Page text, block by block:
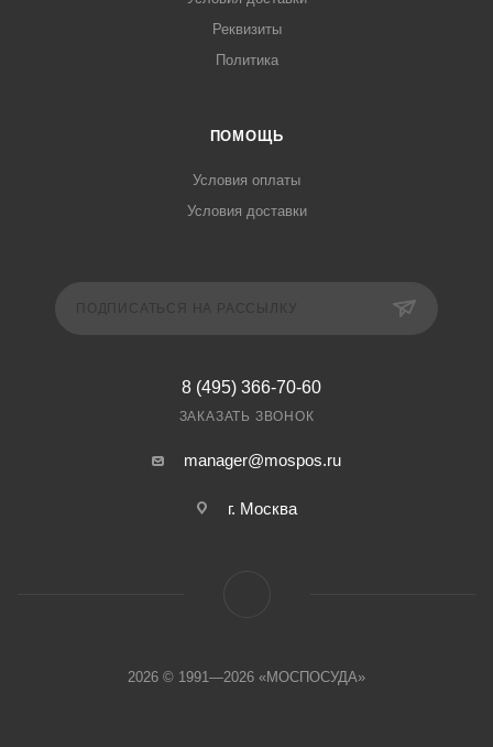
Реквизиты
Политика
ПОМОЩЬ
Условия оплаты
Условия доставки
8 (495) 366-70-60
ЗАКАЗАТЬ ЗВОНОК
manager@mospos.ru
г. Москва
2026 © 1991—2026 «МОСПОСУДА»